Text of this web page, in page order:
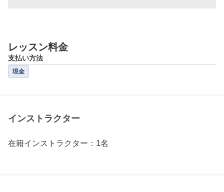
レッスン料金
支払い方法
現金
インストラクター
在籍インストラクター：1名